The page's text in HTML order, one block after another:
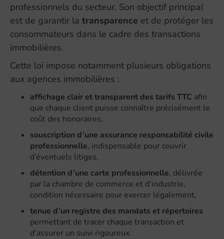
professionnels du secteur. Son objectif principal
est de garantir la transparence et de protéger les
consommateurs dans le cadre des transactions
immobilières.
Cette loi impose notamment plusieurs obligations
aux agences immobilières :
affichage clair et transparent des tarifs TTC afin
que chaque client puisse connaître précisément le
coût des honoraires,
souscription d’une assurance responsabilité civile
professionnelle, indispensable pour couvrir
d’éventuels litiges,
détention d’une carte professionnelle, délivrée
par la chambre de commerce et d’industrie,
condition nécessaire pour exercer légalement,
tenue d’un registre des mandats et répertoires
permettant de tracer chaque transaction et
d’assurer un suivi rigoureux.